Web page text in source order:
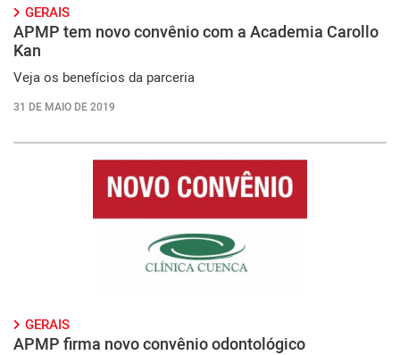
GERAIS
APMP tem novo convênio com a Academia Carollo
Kan
Veja os benefícios da parceria
31 DE MAIO DE 2019
GERAIS
APMP firma novo convênio odontológico